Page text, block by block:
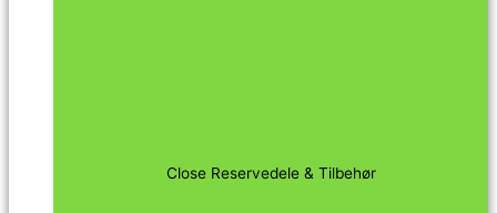
Close Reservedele & Tilbehør